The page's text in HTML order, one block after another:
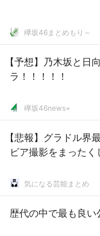
欅坂46まとめもり～
【予想】乃木坂と日
ラ！！！！！
欅坂46news+
【悲報】グラドル界
ビア撮影をまったく
気になる芸能まとめ
歴代の中で最も良い